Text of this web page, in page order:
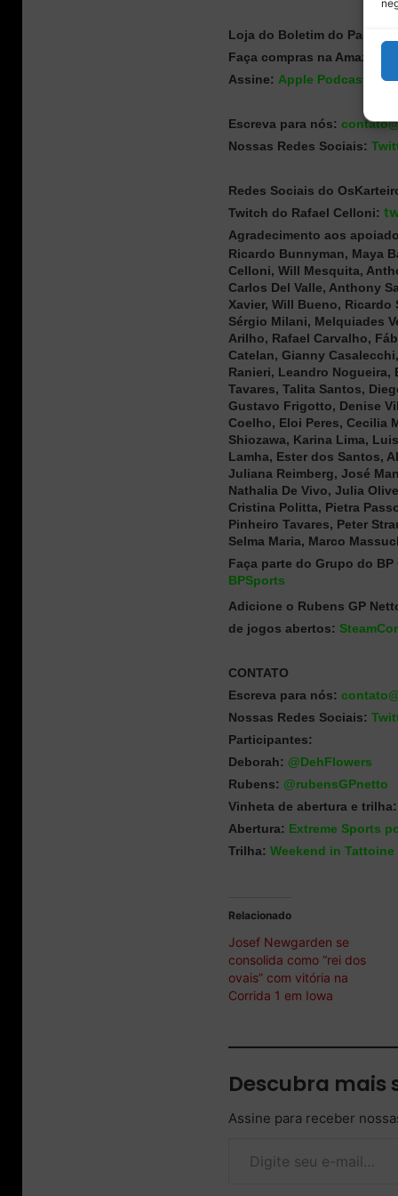
Loja do Boletim do
Faça compras na Amazon
Assine: Apple Podcasts
Escreva para nós:
Nossas Redes Sociais:
Redes Sociais do
Twitch do Rafael Celloni:
Agradecimento aos
Ricardo Bunnyman, Maya
Celloni, Will Mesquita,
Carlos Del Valle, Anthony
Xavier, Will Bueno,
Sérgio Milani, Melquiades
Arilho, Rafael Carvalho,
Catelan, Gianny
Ranieri, Leandro Nogueira,
Tavares, Talita Santos,
Gustavo Frigotto, Denise
Coelho, Eloi Peres, Cecilia
Shiozawa, Karina Lima,
Lamha, Ester dos Santos,
Juliana Reimberg, José
Nathalia De Vivo, Julia
Cristina Politta, Pietra
Pinheiro Tavares, Peter
Selma Maria, Marco
Faça parte do Grupo do
BPSports
Adicione o Rubens GP
de jogos abertos:
CONTATO
Escreva para nós:
Nossas Redes Sociais:
Participantes:
Deborah: @DehFlowers
Rubens: @rubensGPnetto
Vinheta de abertura e trilha:
Abertura: Extreme Sports
Trilha: Weekend in
Relacionado
Josef Newgarden se
consolida como “rei dos
ovais” com vitória na
Corrida 1 em Iowa
Descubra mais
Assine para receber